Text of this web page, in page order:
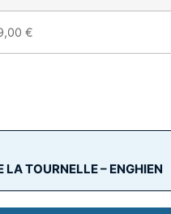
€
TOURNELLE – ENGHIEN